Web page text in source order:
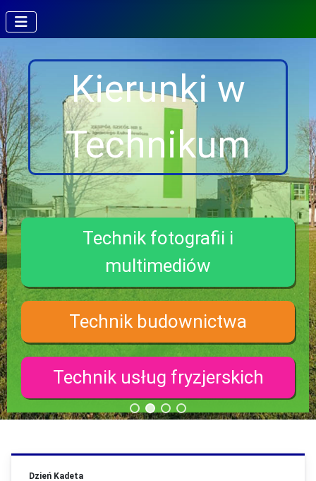
Kierunki w
Technikum
Technik fotografii i
multimediów
Technik budownictwa
Technik usług fryzjerskich
Dzień Kadeta